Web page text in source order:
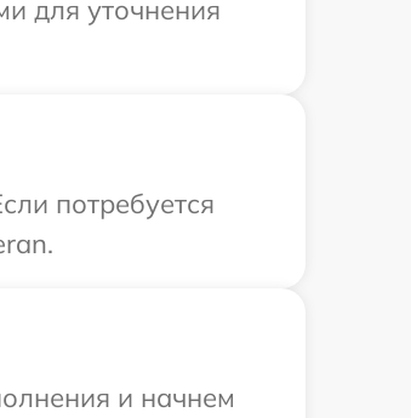
для уточнения
потребуется
и начнем